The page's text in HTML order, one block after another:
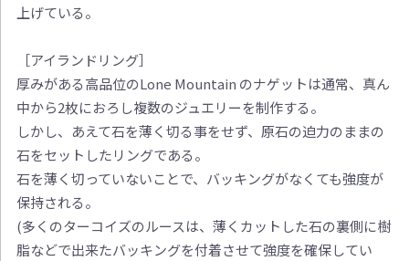
上げている。
［アイランドリング］
厚みがある高品位のLone Mountain のナゲットは通常、真ん
中から2枚におろし複数のジュエリーを制作する。
しかし、あえて石を薄く切る事をせず、原石の迫力のままの
石をセットしたリングである。
石を薄く切っていないことで、バッキングがなくても強度が
保持される。
(多くのターコイズのルースは、薄くカットした石の裏側に樹
脂などで出来たバッキングを付着させて強度を確保してい